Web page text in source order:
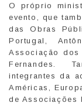
O próprio
evento, que
das Obras
Portugal,
Associação dos
Fernandes.
integrantes da
Américas,
de Associações